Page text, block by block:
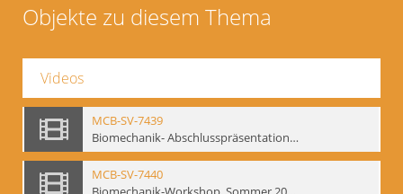
Objekte zu diesem Thema
Videos
MCB-SV-7439
Biomechanik- Abschlusspräsentation des Workshops Sommer 2001
MCB-SV-7440